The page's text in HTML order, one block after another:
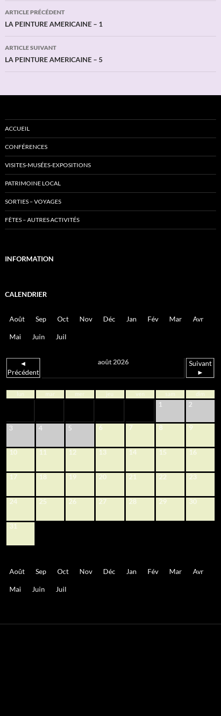
Navigation
des
articles
ARTICLE PRÉCÉDENT
LA PEINTURE AMERICAINE – 1
ARTICLE SUIVANT
LA PEINTURE AMERICAINE – 5
ACCUEIL
CONFÉRENCES
VISITES-MUSÉES-EXPOSITIONS
PATRIMOINE LOCAL
SORTIES – VOYAGES
FÊTES – AUTRES ACTIVITÉS
INFORMATION
CALENDRIER
Août Sep Oct Nov Déc Jan Fév Mar Avr
Mai Juin Juil
◄
Précédent
août 2026
Suivant
►
lun mar mer jeu ven sam dim
1 2
3 4 5 6 7 8 9
10 11 12 13 14 15 16
17 18 19 20 21 22 23
24 25 26 27 28 29 30
31
Août Sep Oct Nov Déc Jan Fév Mar Avr
Mai Juin Juil